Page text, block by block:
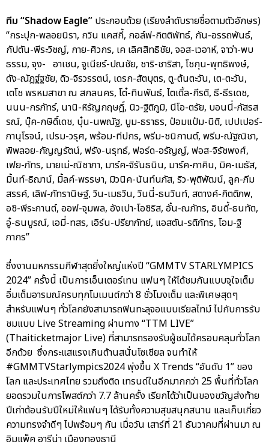
ทีม “Shadow Eagle” ประกอบด้วย (เรียงลำดับรายชื่อตามตัวอักษร)
“กระปุก-พลอยนิรา, กวิน แคสกี้, กอล์ฟ-กิตติพัทธ์, กัน-อรรถพันธ์,
กัปตัน-พีระวิชญ์, กาย-ศิวกร, เค เลิศสิทธิชัย, จอส-เวอาห์, จาว่า-พบ
ธรรม, จุง- อาเชน, จูเนียร์-ปณชัย, ชาริ-ชาริสา, โชกุน-พุทธิพงษ์,
ดัง-ณัฎฐ์ฐชัย, ดิว-จิรวรรตน์, เดรก-สัตบุตร, ตู-ต้นตะวัน, เต-ตะวัน,
เตโช พรหมสาขา ณ สกลนคร, โต๋-ทินพันธ์, ไตเติ้ล-กีรติ, ธี-ธีรเดช,
นนน-กรภัทร์, นานิ-หิรัญกฤษฎิ์, นิว-ฐิติภูมิ, นีโอ-ตรัย, บอนนี่-ภัสรส
รณ์, บุ๊ค-กษิดิ์เดช, บุ๋น-นพณัฐ, บูม-ธราธร, ป๋อมแป๋ม-นิติ, เปปเปอร์-
ภานุโรจน์, เปรม-วรุศ, พร้อม-ทีปกร, พรีม-ชนิกานต์, พรีม-ณัฐณิชา,
พิพลอย-กัญญรัตน์, ฟรัง-นรุทธ์, ฟอร์ด-อรัญญ์, ฟอส-จิรัชพงศ์,
เฟย-ภัทร, มายเม่-ณิชาภา, มาร์ค-จิรันธนิน, มาร์ค-ภาคิน, มิค-เมธัส,
มิ้นท์-ธิฌาน์, มิ้ลค์-พรรษา, มิวนิค-นันท์นภัส, ริว-พุติพัฒน์, ลูค-ภีม
สรรค์, เลิฟ-ภัทรานิษฐ์, วิน-เมธวิน, วินนี่-ธนวินท์, สตางค์-กิตติภพ,
อชิ-พีระกานต์, ออฟ-จุมพล, อังเปา-โอชิริส, อั๋น-ณภัทร, อินดี้-ธนทัต,
อู๋-ธนบูรณ์, เอมี่-ทสร, เอิร์น-ปรียาภัทย์, แอสตัน-รติภัทร, โอม-ฐิ
ภากร”
ซึ่งงานมหกรรมกีฬาสุดยิ่งใหญ่แห่งปี “GMMTV STARLYMPICS
2024” ครั้งนี้ เป็นการเอ็นเตอร์เทน แฟนๆ ให้ได้ชมกันแบบจุใจเต็ม
อิ่มเต็มอารมณ์ครบทุกโมเมนต์กว่า 8 ชั่วโมงเต็ม และพิเศษสุดๆ
สำหรับแฟนๆ ทั่วโลกยังสามารถฟินทะลุจอแบบเรียลไทม์ ไปกับการรับ
ชมแบบ Live Streaming ผ่านทาง “TTM LIVE”
(Thaiticketmajor Live) ที่สามารถรองรับผู้ชมได้ครอบคลุมทั่วโลก
อีกด้วย ซึ่งกระแสแรงเกินต้านสนั่นโซเชียล จนทำให้
#GMMTVStarlympics2024 พุ่งขึ้น X Trends “อันดับ 1” ของ
โลก และประเทศไทย รวมถึงติด เทรนด์ในอีกมากกว่า 25 พื้นที่ทั่วโลก
ยอดรวมในการโพสต์กว่า 7.7 ล้านครั้ง เรียกได้ว่าเป็นของขวัญส่งท้าย
ปีเก่าต้อนรับปีใหม่ให้แฟนๆ ได้รับทั้งความสุขสนุกสนาน และเก็บเกี่ยว
ความทรงจำดีๆ ไปพร้อมๆ กัน เมื่อวัน เสาร์ที่ 21 ธันวาคมที่ผ่านมา ณ
อิมแพ็ค อารีน่า เมืองทองธานี